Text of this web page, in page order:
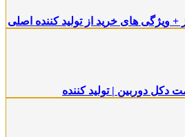
ویژگی های خرید از تولید کننده اصلی
دوربین | تولید کننده